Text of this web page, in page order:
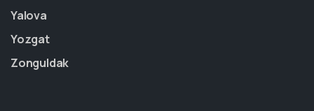
Yalova
Yozgat
Zonguldak